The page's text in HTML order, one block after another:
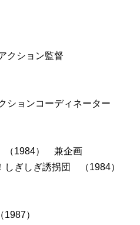
ション監督
ョンコーディネーター
（1984） 兼企画
しぎしぎ誘拐団 （1984）
1987）